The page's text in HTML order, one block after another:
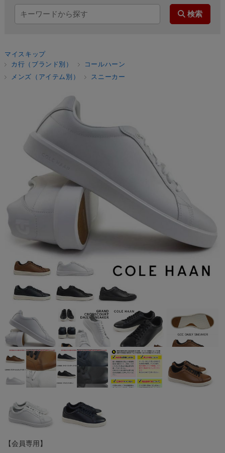
マイスキップ
カ行（ブランド別）
コールハーン
メンズ（アイテム別）
スニーカー
【会員専用】